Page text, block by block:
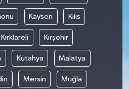
Kayseri Kilis
Kırklareli Kırşehir
Kütahya Malatya
Mersin Muğla